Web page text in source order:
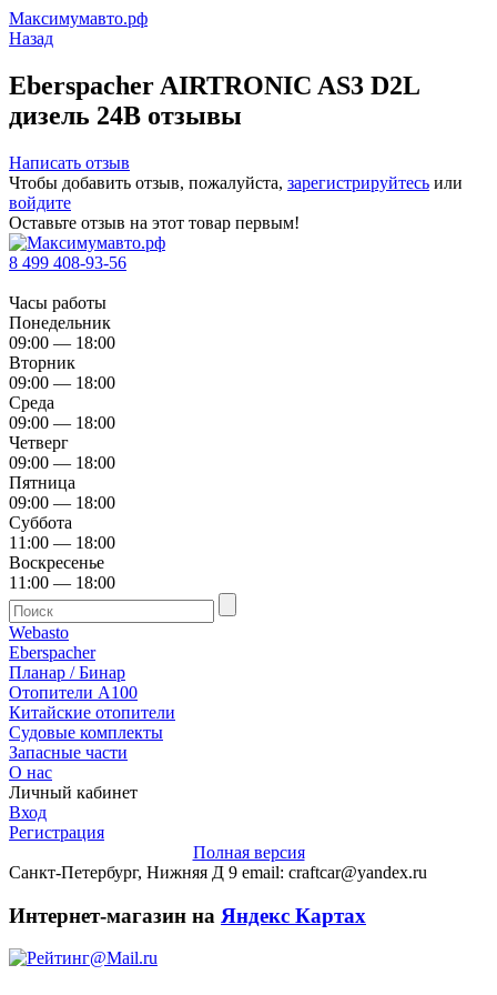
Максимумавто.рф
Назад
Eberspacher AIRTRONIC AS3 D2L
дизель 24В отзывы
Написать отзыв
Чтобы добавить отзыв, пожалуйста, зарегистрируйтесь или
войдите
Оставьте отзыв на этот товар первым!
8 499 408-93-56
Часы работы
Понедельник
09:00 — 18:00
Вторник
09:00 — 18:00
Среда
09:00 — 18:00
Четверг
09:00 — 18:00
Пятница
09:00 — 18:00
Суббота
11:00 — 18:00
Воскресенье
11:00 — 18:00
Webasto
Eberspacher
Планар / Бинар
Отопители А100
Китайские отопители
Судовые комплекты
Запасные части
О нас
Личный кабинет
Вход
Регистрация
Полная версия
Санкт-Петербург, Нижняя Д 9 email: craftcar@yandex.ru
Интернет-магазин на Яндекс Картах